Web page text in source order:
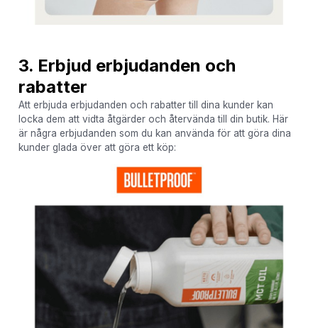
3. Erbjud erbjudanden och
rabatter
Att erbjuda erbjudanden och rabatter till dina kunder kan
locka dem att vidta åtgärder och återvända till din butik. Här
är några erbjudanden som du kan använda för att göra dina
kunder glada över att göra ett köp: